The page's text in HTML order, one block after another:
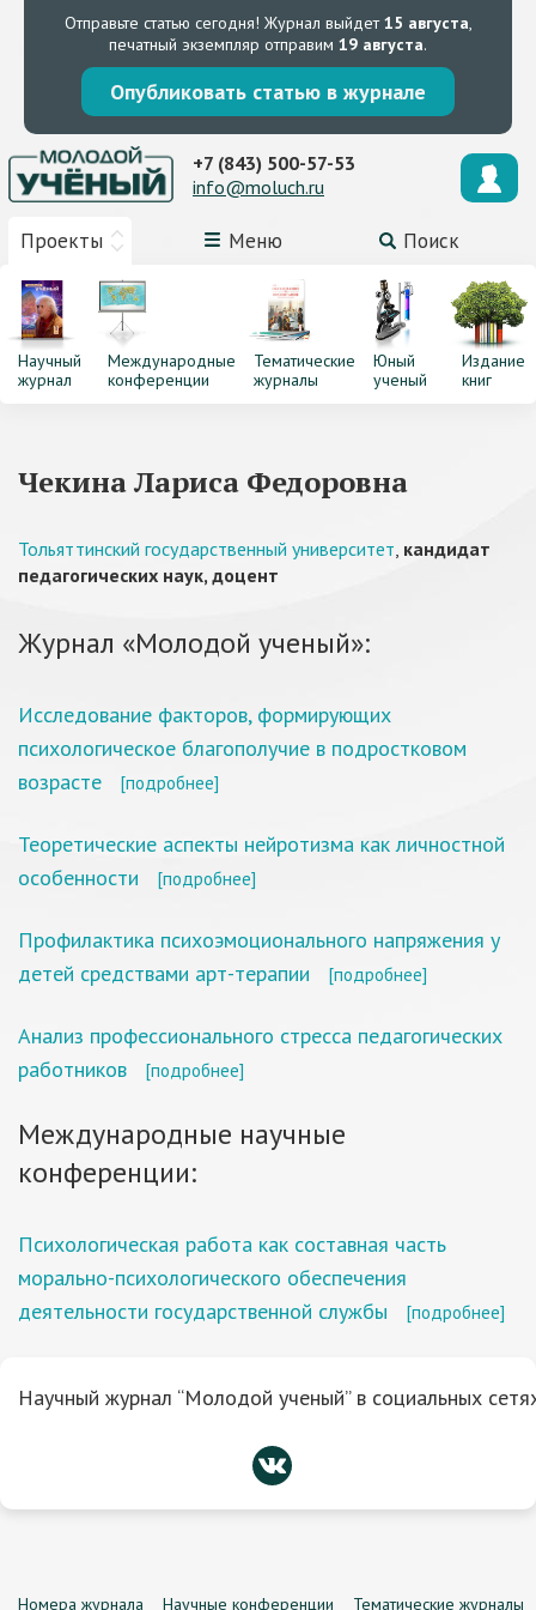
Отправьте статью сегодня! Журнал выйдет15 августа,
печатный экземпляр отправим 19 августа.
Опубликовать статью в журнале
Проекты Меню Поиск
+7 (843) 500-57-53
info@moluch.ru
Научный
журнал
Международные
конференции
Тематические
журналы
Юный
ученый
Издание
книг
Чекина Лариса Федоровна
Тольяттинский государственный университет, кандидат
педагогических наук, доцент
Журнал «Молодой ученый»:
Исследование факторов, формирующих
психологическое благополучие в подростковом
возрасте
[подробнее]
Теоретические аспекты нейротизма как личностной
особенности
[подробнее]
Профилактика психоэмоционального напряжения у
детей средствами арт-терапии
[подробнее]
Анализ профессионального стресса педагогических
работников
[подробнее]
Международные научные
конференции:
Психологическая работа как составная часть
морально-психологического обеспечения
деятельности государственной службы
[подробнее]
Научный журнал “Молодой ученый” в социальных
Номера журнала Научные конференции Тематические журналы